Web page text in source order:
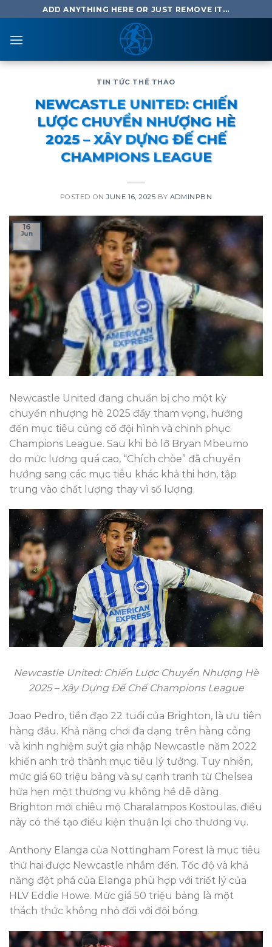
to
content
ADD ANYTHING HERE OR JUST REMOVE IT...
TIN TỨC THỂ THAO
NEWCASTLE UNITED: CHIẾN
LƯỢC CHUYỂN NHƯỢNG HÈ
2025 – XÂY DỰNG ĐẾ CHẾ
CHAMPIONS LEAGUE
POSTED ONJUNE 16, 2025 BY ADMINPBN
16
Jun
Newcastle United đang chuẩn bị cho một kỳ
chuyển nhượng hè 2025 đầy tham vọng, hướng
đến mục tiêu củng cố đội hình và chinh phục
Champions League. Sau khi bỏ lỡ Bryan Mbeumo
do mức lương quá cao, “Chích chòe” đã chuyển
hướng sang các mục tiêu khác khả thi hơn, tập
trung vào chất lượng thay vì số lượng.
Newcastle United: Chiến Lược Chuyển Nhượng Hè
2025 – Xây Dựng Đế Chế Champions League
Joao Pedro, tiền đạo 22 tuổi của Brighton, là ưu tiên
hàng đầu. Khả năng chơi đa dạng trên hàng công
và kinh nghiệm suýt gia nhập Newcastle năm 2022
khiến anh trở thành mục tiêu lý tưởng. Tuy nhiên,
mức giá 60 triệu bảng và sự cạnh tranh từ Chelsea
hứa hẹn một thương vụ không hề dễ dàng.
Brighton mới chiêu mộ Charalampos Kostoulas, điều
này có thể tạo điều kiện thuận lợi cho thương vụ.
Anthony Elanga của Nottingham Forest là mục tiêu
thứ hai được Newcastle nhắm đến. Tốc độ và khả
năng đột phá của Elanga phù hợp với triết lý của
HLV Eddie Howe. Mức giá 50 triệu bảng là một
thách thức không nhỏ đối với đội bóng.